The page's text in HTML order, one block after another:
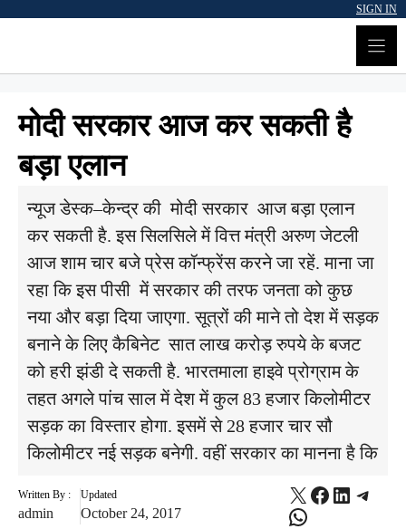
SIGN IN
मोदी सरकार आज कर सकती है
बड़ा एलान
न्यूज डेस्क–केन्द्र की मोदी सरकार आज बड़ा एलान
कर सकती है. इस सिलसिले में वित्त मंत्री अरुण जेटली
आज शाम चार बजे प्रेस कॉन्फ्रेंस करने जा रहें. माना जा
रहा कि इस पीसी में सरकार की तरफ जनता को कुछ
नया और बड़ा दिया जाएगा. सूत्रों की माने तो देश में सड़क
बनाने के लिए कैबिनेट सात लाख करोड़ रुपये के बजट
को हरी झंडी दे सकती है. भारतमाला हाइवे प्रोग्राम के
तहत अगले पांच साल में देश में कुल 83 हजार किलोमीटर
सड़क का विस्तार होगा. इसमें से 28 हजार चार सौ
किलोमीटर नई सड़क बनेगी. वहीं सरकार का मानना है कि
Written By :
admin
Updated
October 24, 2017
X Facebook
WhatsApp